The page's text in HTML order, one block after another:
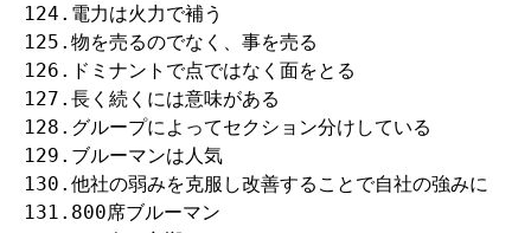
124.電力は火力で補う
125.物を売るのでなく、事を売る
126.ドミナントで点ではなく面をとる
127.長く続くには意味がある
128.グループによってセクション分けしている
129.ブルーマンは人気
130.他社の弱みを克服し改善することで自社の強みに
131.800席ブルーマン